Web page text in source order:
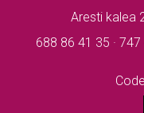
Aresti kalea
688 86 41 35 ·